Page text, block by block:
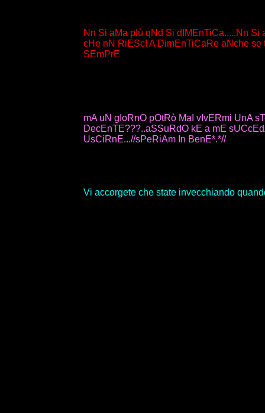
Nn Si aMa pIù qNd Si dIMEnTiCa.....Nn
cHe nN RiEScI A DimEnTiCaRe aNche se
SEmPrE
mA uN gIoRnO pOtRò MaI vIvERmi UnA
DecEnTE???..aSSuRdO kE a mE
UsCiRnE...//sPeRiAm In BenE*.*//
Vi accorgete che state invecchiando